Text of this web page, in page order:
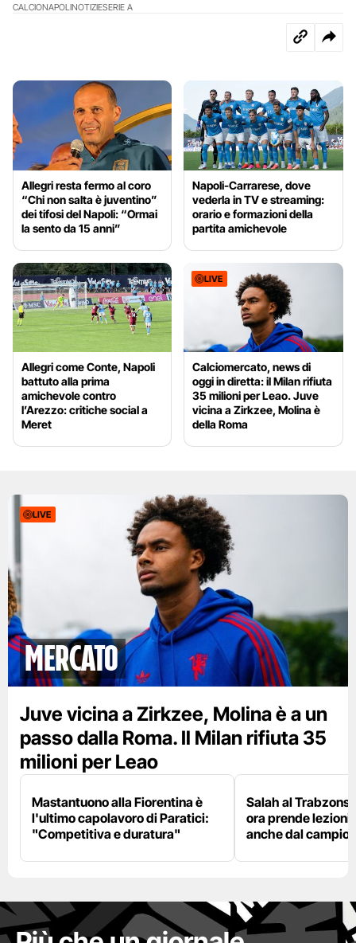
CALCIONAPOLINOTIZIESERIE A
Allegri resta fermo al coro
“Chi non salta è juventino”
dei tifosi del Napoli: “Ormai
la sento da 15 anni”
Napoli-Carrarese, dove
vederla in TV e streaming:
orario e formazioni della
partita amichevole
Allegri come Conte, Napoli
battuto alla prima
amichevole contro
l’Arezzo: critiche social a
Meret
LIVE
Calciomercato, news di
oggi in diretta: il Milan rifiuta
35 milioni per Leao. Juve
vicina a Zirkzee, Molina è
della Roma
LIVE
mercato
Juve vicina a Zirkzee, Molina è a un
passo dalla Roma. Il Milan rifiuta 35
milioni per Leao
Mastantuono alla Fiorentina è
l'ultimo capolavoro di Paratici:
"Competitiva e duratura"
Salah al
ora prende lezioni
anche dal